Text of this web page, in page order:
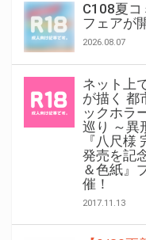
C108夏
フェアが
2026.08.07
ネット上
が描く 都
ックホラ
巡り ～異
『八尺
発売を記
＆色紙』
催！
2017.11.13